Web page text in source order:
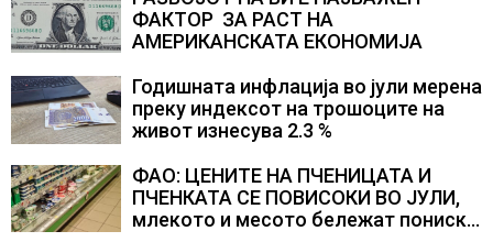
ФАКТОР ЗА РАСТ НА
АМЕРИКАНСКАТА ЕКОНОМИЈА
Годишната инфлација во јули мерена
преку индексот на трошоците на
живот изнесува 2.3 %
ФАО: ЦЕНИТЕ НА ПЧЕНИЦАТА И
ПЧЕНКАТА СЕ ПОВИСОКИ ВО ЈУЛИ,
млекото и месото бележат пониски